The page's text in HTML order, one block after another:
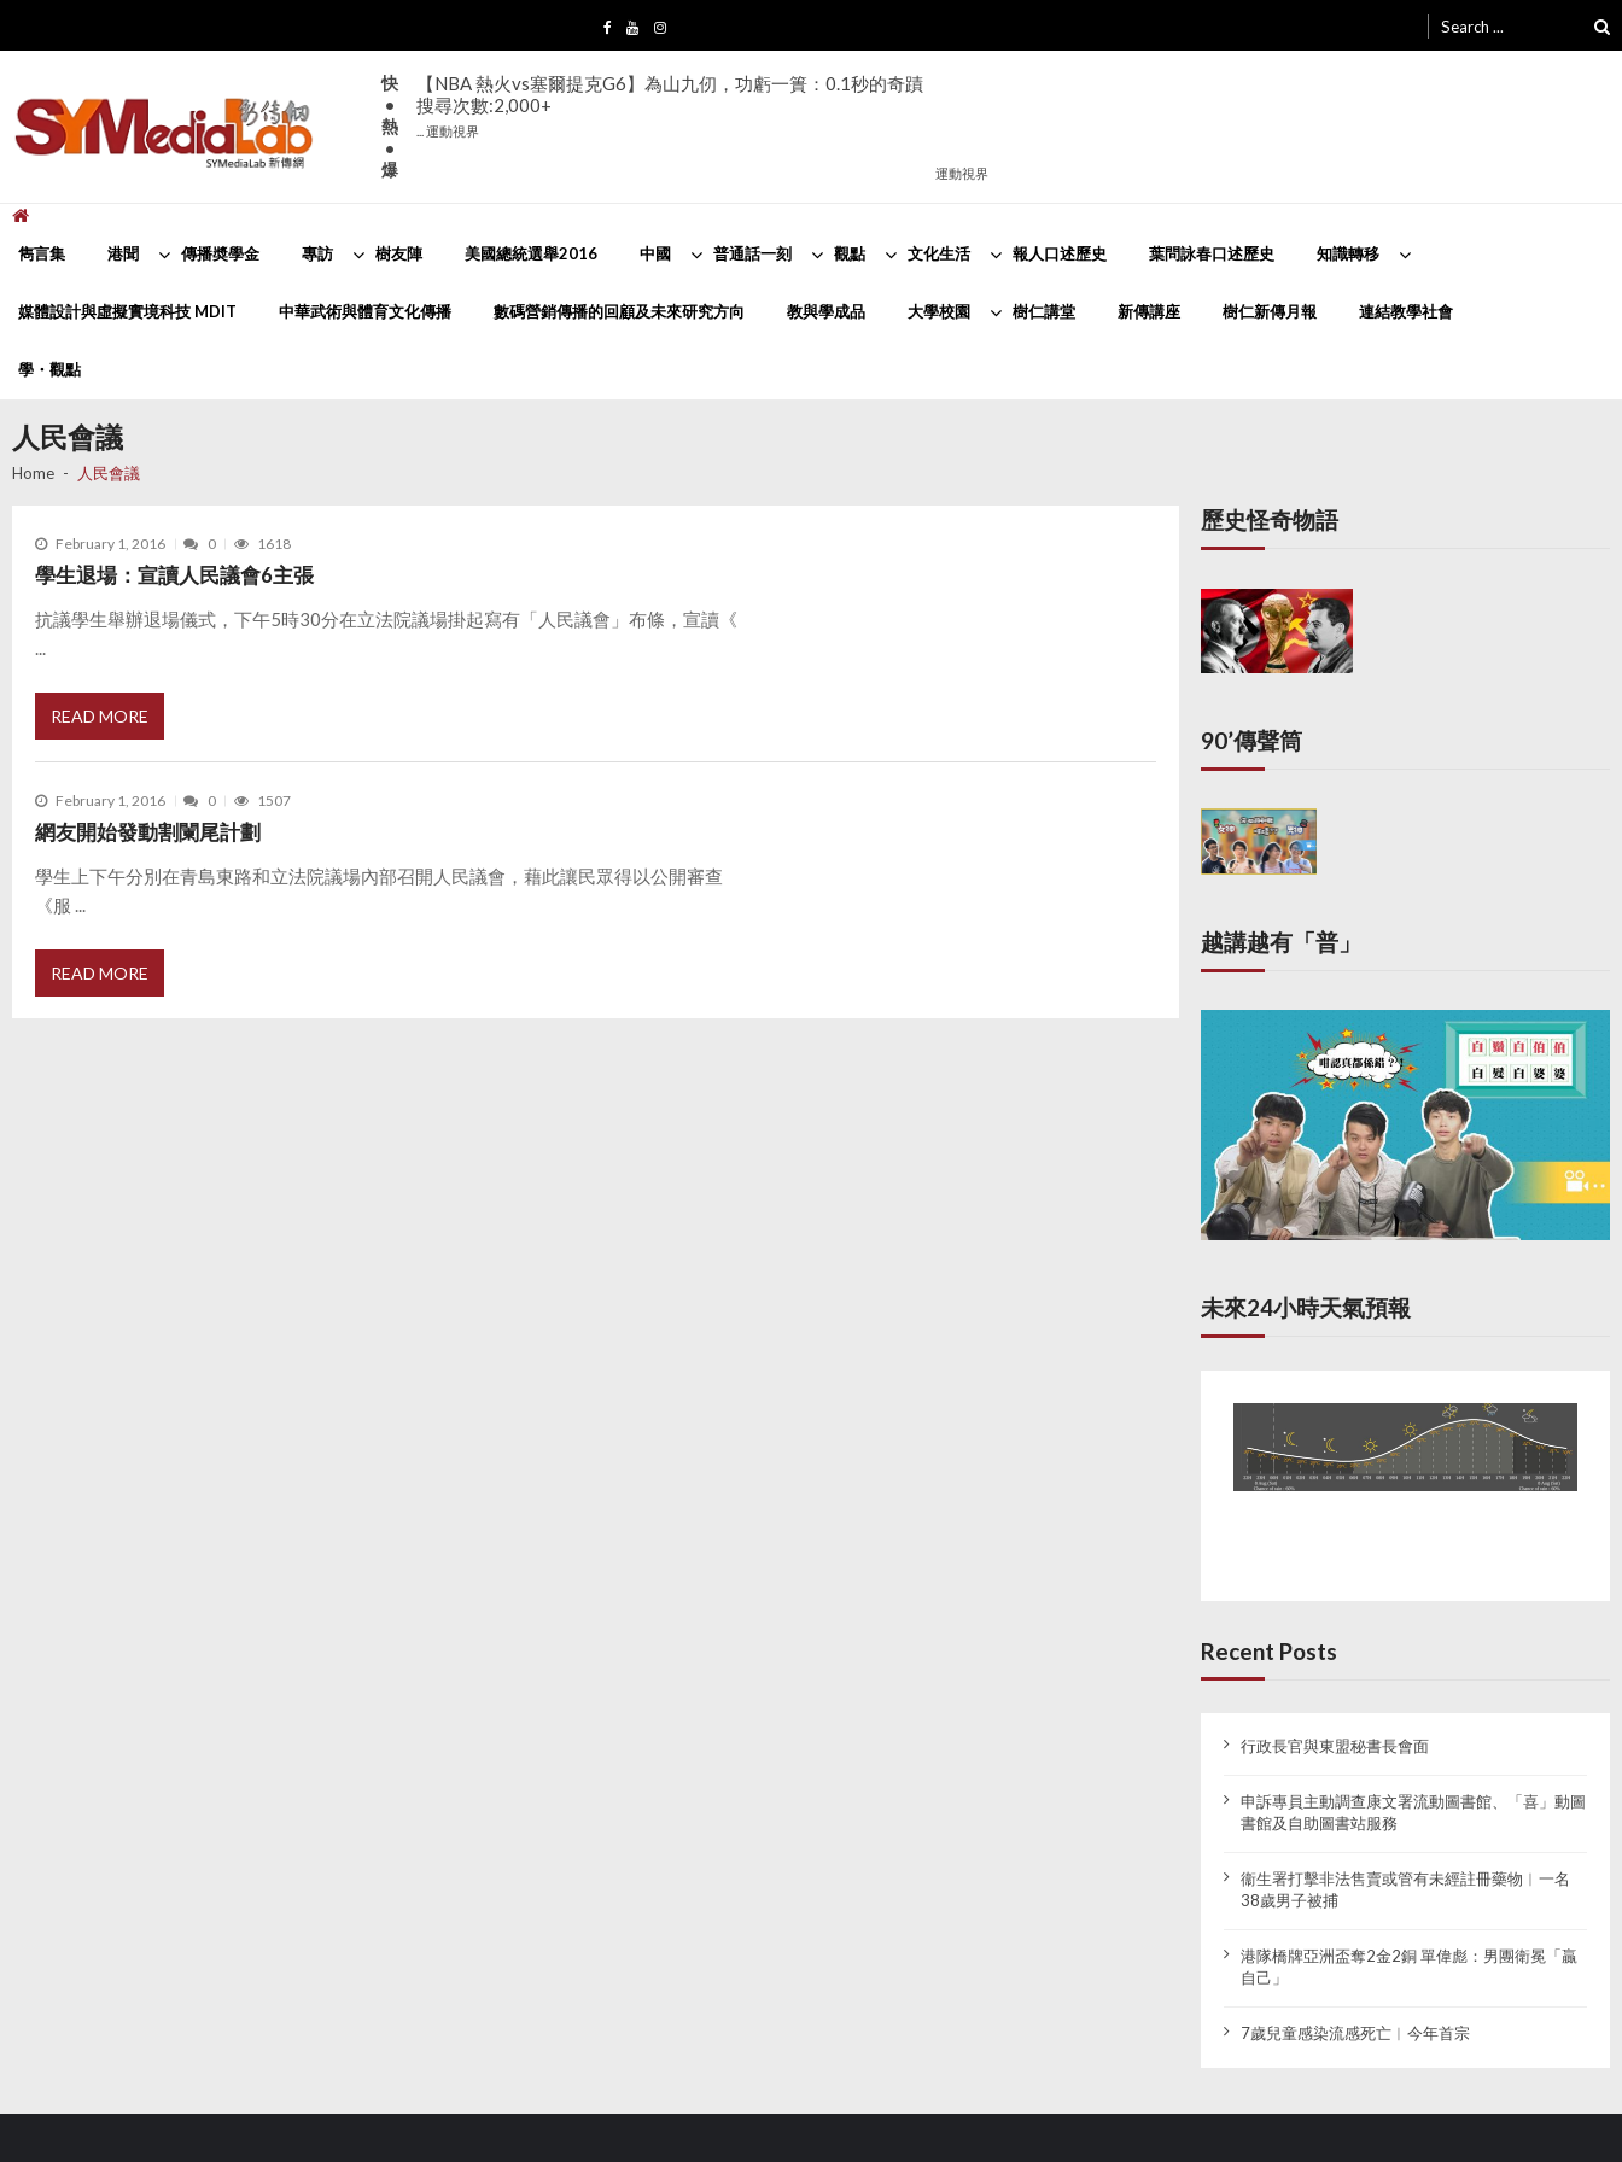
navigation
content
for:
快
•
熱
•
爆
【NBA 熱火vs塞爾提克G6】為山九仞，功虧一簣：0.1秒的奇蹟
搜尋次數:2,000+
... 運動視界
運動視界
雋言集 港聞 傳播奬學金 專訪 樹友陣 美國總統選舉2016 中國 普通話一刻 觀點 文化生活 報人口述歷史 葉問詠春口述歷史 知識轉移
媒體設計與虛擬實境科技 MDIT 中華武術與體育文化傳播 數碼營銷傳播的回顧及未來研究方向 教與學成品 大學校園 樹仁講堂 新傳講座 樹仁新傳月報 連結教學社會
學・觀點
人民會議
Home 人民會議
February 1, 2016 0 1618
學生退場：宣讀人民議會6主張
抗議學生舉辦退場儀式，下午5時30分在立法院議場掛起寫有「人民議會」布條，宣讀《
...
READ MORE
February 1, 2016 0 1507
網友開始發動割闌尾計劃
學生上下午分別在青島東路和立法院議場內部召開人民議會，藉此讓民眾得以公開審查
《服 ...
READ MORE
歷史怪奇物語
90’傳聲筒
越講越有「普」
未來24小時天氣預報
Recent Posts
行政長官與東盟秘書長會面
申訴專員主動調查康文署流動圖書館、「喜」動圖
書館及自助圖書站服務
衞生署打擊非法售賣或管有未經註冊藥物︱一名
38歲男子被捕
港隊橋牌亞洲盃奪2金2銅 單偉彪：男團衛冕「贏
自己」
7歲兒童感染流感死亡︱今年首宗